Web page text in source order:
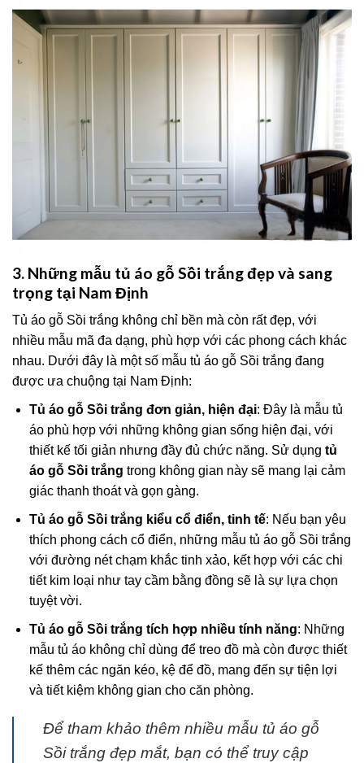
3. Những mẫu tủ áo gỗ Sồi trắng đẹp và sang
trọng tại Nam Định
Tủ áo gỗ Sồi trắng không chỉ bền mà còn rất đẹp, với
nhiều mẫu mã đa dạng, phù hợp với các phong cách khác
nhau. Dưới đây là một số mẫu tủ áo gỗ Sồi trắng đang
được ưa chuộng tại Nam Định:
Tủ áo gỗ Sồi trắng đơn giản, hiện đại: Đây là mẫu tủ
áo phù hợp với những không gian sống hiện đại, với
thiết kế tối giản nhưng đầy đủ chức năng. Sử dụng tủ
áo gỗ Sồi trắng trong không gian này sẽ mang lại cảm
giác thanh thoát và gọn gàng.
Tủ áo gỗ Sồi trắng kiểu cổ điển, tinh tế: Nếu bạn yêu
thích phong cách cổ điển, những mẫu tủ áo gỗ Sồi trắng
với đường nét chạm khắc tinh xảo, kết hợp với các chi
tiết kim loại như tay cầm bằng đồng sẽ là sự lựa chọn
tuyệt vời.
Tủ áo gỗ Sồi trắng tích hợp nhiều tính năng: Những
mẫu tủ áo không chỉ dùng để treo đồ mà còn được thiết
kế thêm các ngăn kéo, kệ để đồ, mang đến sự tiện lợi
và tiết kiệm không gian cho căn phòng.
Để tham khảo thêm nhiều mẫu tủ áo gỗ
Sồi trắng đẹp mắt, bạn có thể truy cập